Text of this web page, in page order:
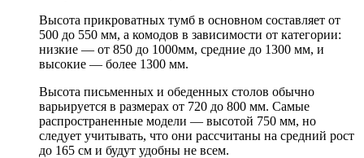
Высота прикроватных тумб в основном составляет от
500 до 550 мм, а комодов в зависимости от категории:
низкие — от 850 до 1000мм, средние до 1300 мм, и
высокие — более 1300 мм.
Высота письменных и обеденных столов обычно
варьируется в размерах от 720 до 800 мм. Самые
распространенные модели — высотой 750 мм, но
следует учитывать, что они рассчитаны на средний рост
до 165 см и будут удобны не всем.